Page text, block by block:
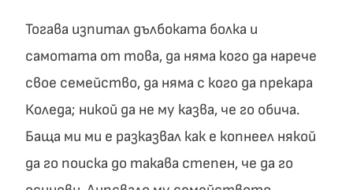
Тогава изпитал дълбоката болка и
самотата от това, да няма кого да нарече
свое семейство, да няма с кого да прекара
Коледа; никой да не му казва, че го обича.
Баща ми ми е разказвал как е копнеел някой
да го поиска до такава степен, че да го